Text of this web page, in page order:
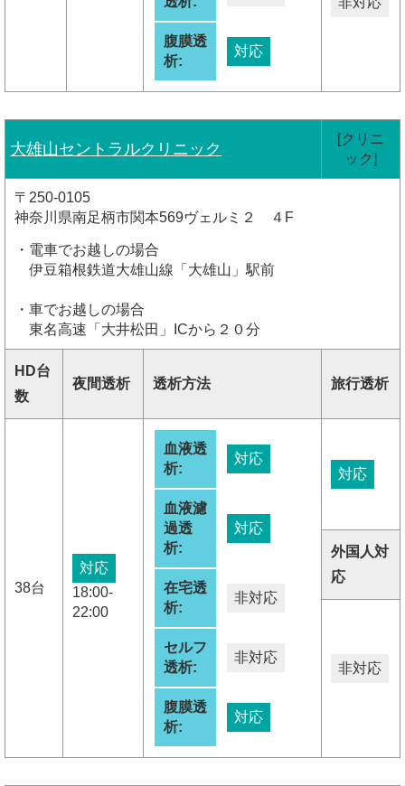
腹膜透
析:
対応
大雄山セントラルクリニック
[クリニ
ック]
〒250-0105
神奈川県南足柄市関本569ヴェルミ２ ４F
・電車でお越しの場合
伊豆箱根鉄道大雄山線「大雄山」駅前
・車でお越しの場合
東名高速「大井松田」ICから２０分
HD台
数
夜間透析 透析方法 旅行透析
38台
対応
18:00-
22:00
血液透
析:
対応
血液濾
過透
析:
対応
在宅透
析:
非対応
セルフ
透析:
非対応
腹膜透
析:
対応
対応
外国人対
応
非対応